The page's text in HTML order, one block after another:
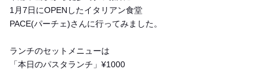
1月7日にOPENしたイタリアン食堂
PACE(パーチェ)さんに行ってみました。
ランチのセットメニューは
「本日のパスタランチ」¥1000